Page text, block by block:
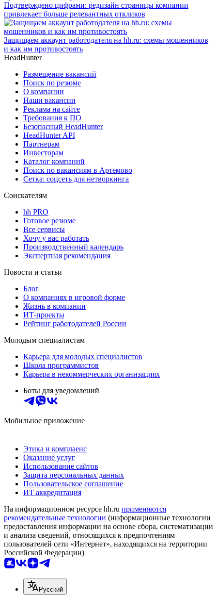
Подтверждено цифрами: редизайн страницы компании
привлекает больше релевантных откликов
Защищаем аккаунт работодателя на hh.ru: схемы мошенников
и как им противостоять
HeadHunter
Размещение вакансий
Поиск по резюме
О компании
Наши вакансии
Реклама на сайте
Требования к ПО
Безопасный HeadHunter
HeadHunter API
Партнерам
Инвесторам
Каталог компаний
Поиск по вакансиям в Артемово
Сетка: соцсеть для нетворкинга
Соискателям
hh PRO
Готовое резюме
Все сервисы
Хочу у вас работать
Производственный календарь
Экспертная рекомендация
Новости и статьи
Блог
О компаниях в игровой форме
Жизнь в компании
ИТ-проекты
Рейтинг работодателей России
Молодым специалистам
Карьера для молодых специалистов
Школа программистов
Карьера в некоммерческих организациях
Боты для уведомлений
Мобильное приложение
Этика и комплаенс
Оказание услуг
Использование сайтов
Защита персональных данных
Пользовательское соглашение
ИТ аккредитация
На информационном ресурсе hh.ru применяются
рекомендательные технологии (информационные технологии
предоставления информации на основе сбора, систематизации
и анализа сведений, относящихся к предпочтениям
пользователей сети «Интернет», находящихся на территории
Российской Федерации)
Русский